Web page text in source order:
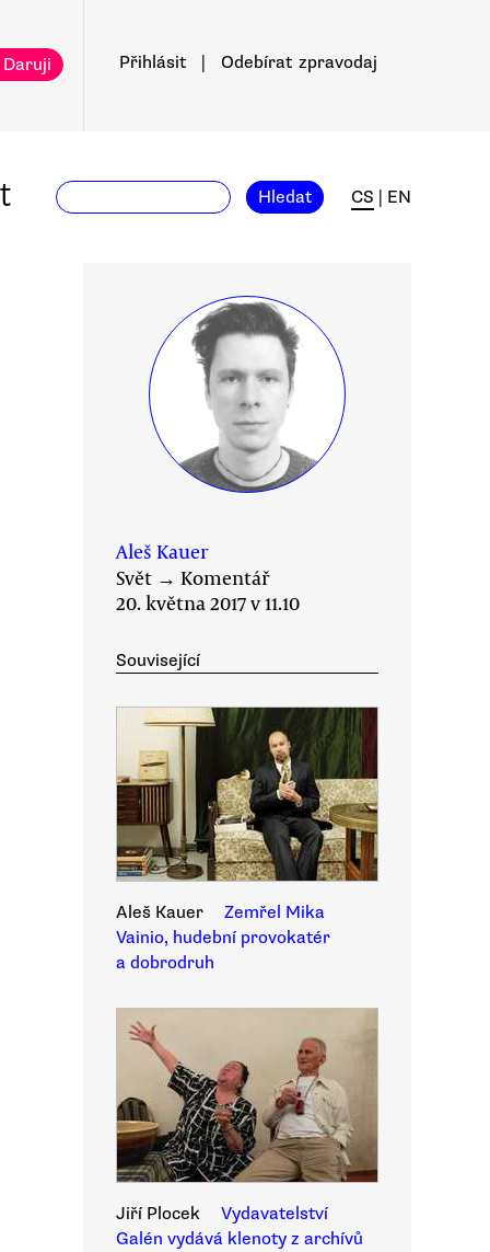
Přihlásit Odebírat zpravodaj
Hledat CS EN
Aleš Kauer
Svět → Komentář
20. května 2017 v 11.10
Související
Aleš Kauer
Zemřel Mika
Vainio, hudební provokatér
a dobrodruh
Jiří Plocek
Vydavatelství
Galén vydává klenoty z archívů